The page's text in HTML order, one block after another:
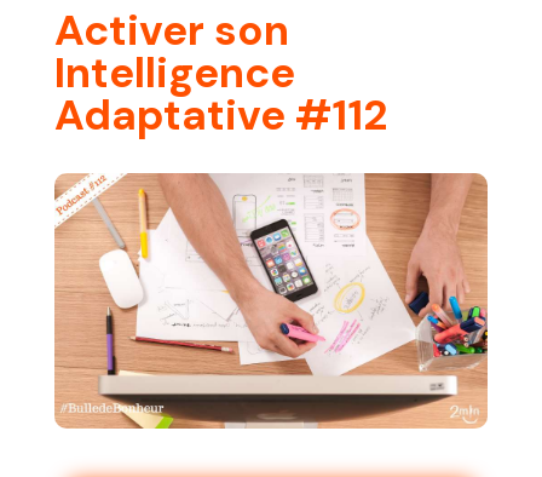
Activer son
Intelligence
Adaptative #112